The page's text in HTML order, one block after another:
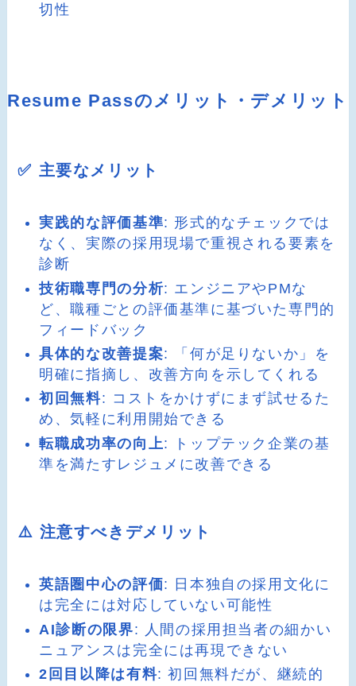
切性
Resume Passのメリット・デメリット
✅ 主要なメリット
実践的な評価基準: 形式的なチェックでは
なく、実際の採用現場で重視される要素を
診断
技術職専門の分析: エンジニアやPMな
ど、職種ごとの評価基準に基づいた専門的
フィードバック
具体的な改善提案: 「何が足りないか」を
明確に指摘し、改善方向を示してくれる
初回無料: コストをかけずにまず試せるた
め、気軽に利用開始できる
転職成功率の向上: トップテック企業の基
準を満たすレジュメに改善できる
⚠️ 注意すべきデメリット
英語圏中心の評価: 日本独自の採用文化に
は完全には対応していない可能性
AI診断の限界: 人間の採用担当者の細かい
ニュアンスは完全には再現できない
2回目以降は有料: 初回無料だが、継続的